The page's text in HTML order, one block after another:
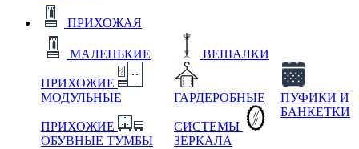
ПРИХОЖАЯ
МАЛЕНЬКИЕ
ПРИХОЖИЕ
МОДУЛЬНЫЕ
ПРИХОЖИЕ
ОБУВНЫЕ ТУМБЫ
ВЕШАЛКИ
ГАРДЕРОБНЫЕ
СИСТЕМЫ
ЗЕРКАЛА
ПУФИКИ И
БАНКЕТКИ